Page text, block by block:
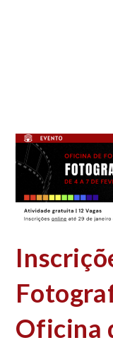
Inscrições
Oficina